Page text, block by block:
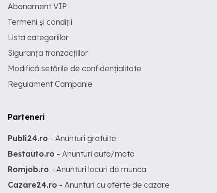
Abonament VIP
Termeni și condiții
Lista categoriilor
Siguranța tranzacțiilor
Modifică setările de confidențialitate
Regulament Campanie
Parteneri
Publi24.ro - Anunturi gratuite
Bestauto.ro - Anunturi auto/moto
Romjob.ro - Anunturi locuri de munca
Cazare24.ro - Anunturi cu oferte de cazare